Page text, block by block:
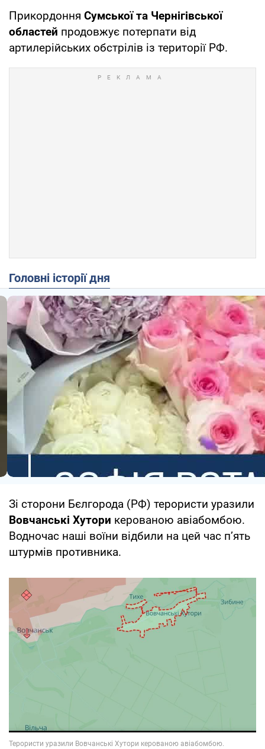
Прикордоння Сумської та Чернігівської
областей продовжує потерпати від
артилерійських обстрілів із території РФ.
Головні історії дня
Зі сторони Бєлгорода (РФ) терористи уразили
Вовчанські Хутори керованою авіабомбою.
Водночас наші воїни відбили на цей час п’ять
штурмів противника.